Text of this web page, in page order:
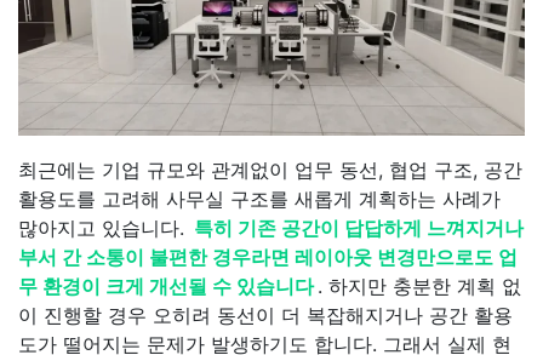
최근에는 기업 규모와 관계없이 업무 동선, 협업 구조, 공간
활용도를 고려해 사무실 구조를 새롭게 계획하는 사례가
많아지고 있습니다. 특히 기존 공간이 답답하게 느껴지거나
부서 간 소통이 불편한 경우라면 레이아웃 변경만으로도 업
무 환경이 크게 개선될 수 있습니다 . 하지만 충분한 계획 없
이 진행할 경우 오히려 동선이 더 복잡해지거나 공간 활용
도가 떨어지는 문제가 발생하기도 합니다. 그래서 실제 현